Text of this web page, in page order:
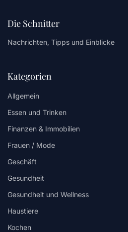
Die Schnitter
Nachrichten, Tipps und Einblicke
Kategorien
Allgemein
Essen und Trinken
Finanzen & Immobilien
Frauen / Mode
Geschäft
Gesundheit
Gesundheit und Wellness
Haustiere
Kochen